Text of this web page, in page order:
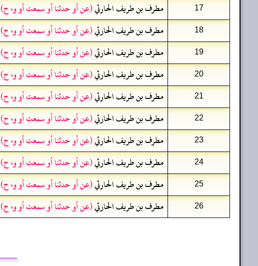
17 مطرف بن طريف الحارثي(عن أو حدثنا أو سمعت أو و، ح)
18 مطرف بن طريف الحارثي(عن أو حدثنا أو سمعت أو و، ح)
19 مطرف بن طريف الحارثي(عن أو حدثنا أو سمعت أو و، ح)
20 مطرف بن طريف الحارثي(عن أو حدثنا أو سمعت أو و، ح)
21 مطرف بن طريف الحارثي(عن أو حدثنا أو سمعت أو و، ح)
22 مطرف بن طريف الحارثي(عن أو حدثنا أو سمعت أو و، ح)
23 مطرف بن طريف الحارثي(عن أو حدثنا أو سمعت أو و، ح)
24 مطرف بن طريف الحارثي(عن أو حدثنا أو سمعت أو و، ح)
25 مطرف بن طريف الحارثي(عن أو حدثنا أو سمعت أو و، ح)
26 مطرف بن طريف الحارثي(عن أو حدثنا أو سمعت أو و، ح)